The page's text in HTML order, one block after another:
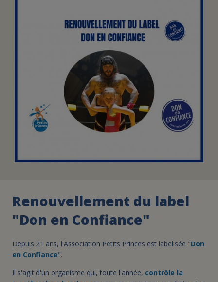
FAIRE UN DON
ASSURANCE VIE/LEGS
ESPACE PRESSE
JE DEVIENS
BÉNÉVOLE
DEVENIR
UN PETIT PRINCE
Renouvellement du label
"Don en Confiance"
Depuis 21 ans, l'Association Petits Princes est labelisée "Don
en Confiance".
Il s'agit d'un organisme qui, toute l'année, contrôle la